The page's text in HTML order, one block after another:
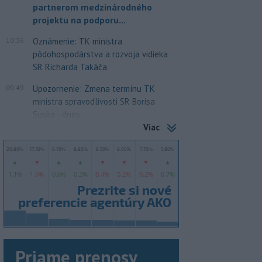
partnerom medzinárodného
projektu na podporu...
10:36
Oznámenie: TK ministra
pôdohospodárstva a rozvoja vidieka
SR Richarda Takáča
09:49
Upozornenie: Zmena termínu TK
ministra spravodlivosti SR Borisa
Suska - dnes
Viac
Priame prenosy